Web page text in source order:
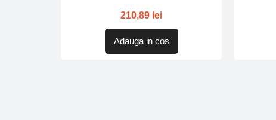
210,89 lei
Adauga in cos